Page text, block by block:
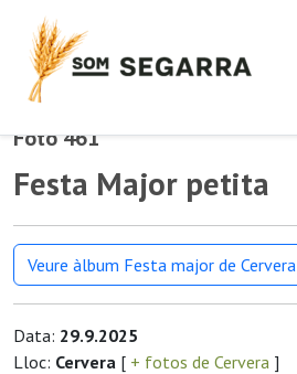
Foto 461
Festa Major petita
Veure àlbum Festa major de Cervera
Data: 29.9.2025
Lloc: Cervera [ + fotos de Cervera ]